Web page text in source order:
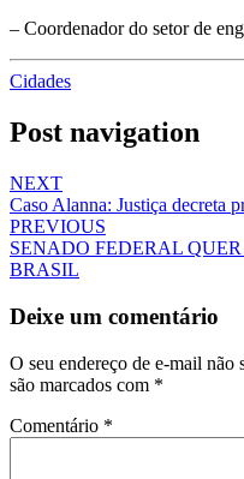
– Coordenador do setor de
Cidades
Post navigation
NEXT
Caso Alanna: Justiça decreta
PREVIOUS
SENADO FEDERAL
BRASIL
Deixe um comentário
O seu endereço de e-mail não
são marcados com *
Comentário *